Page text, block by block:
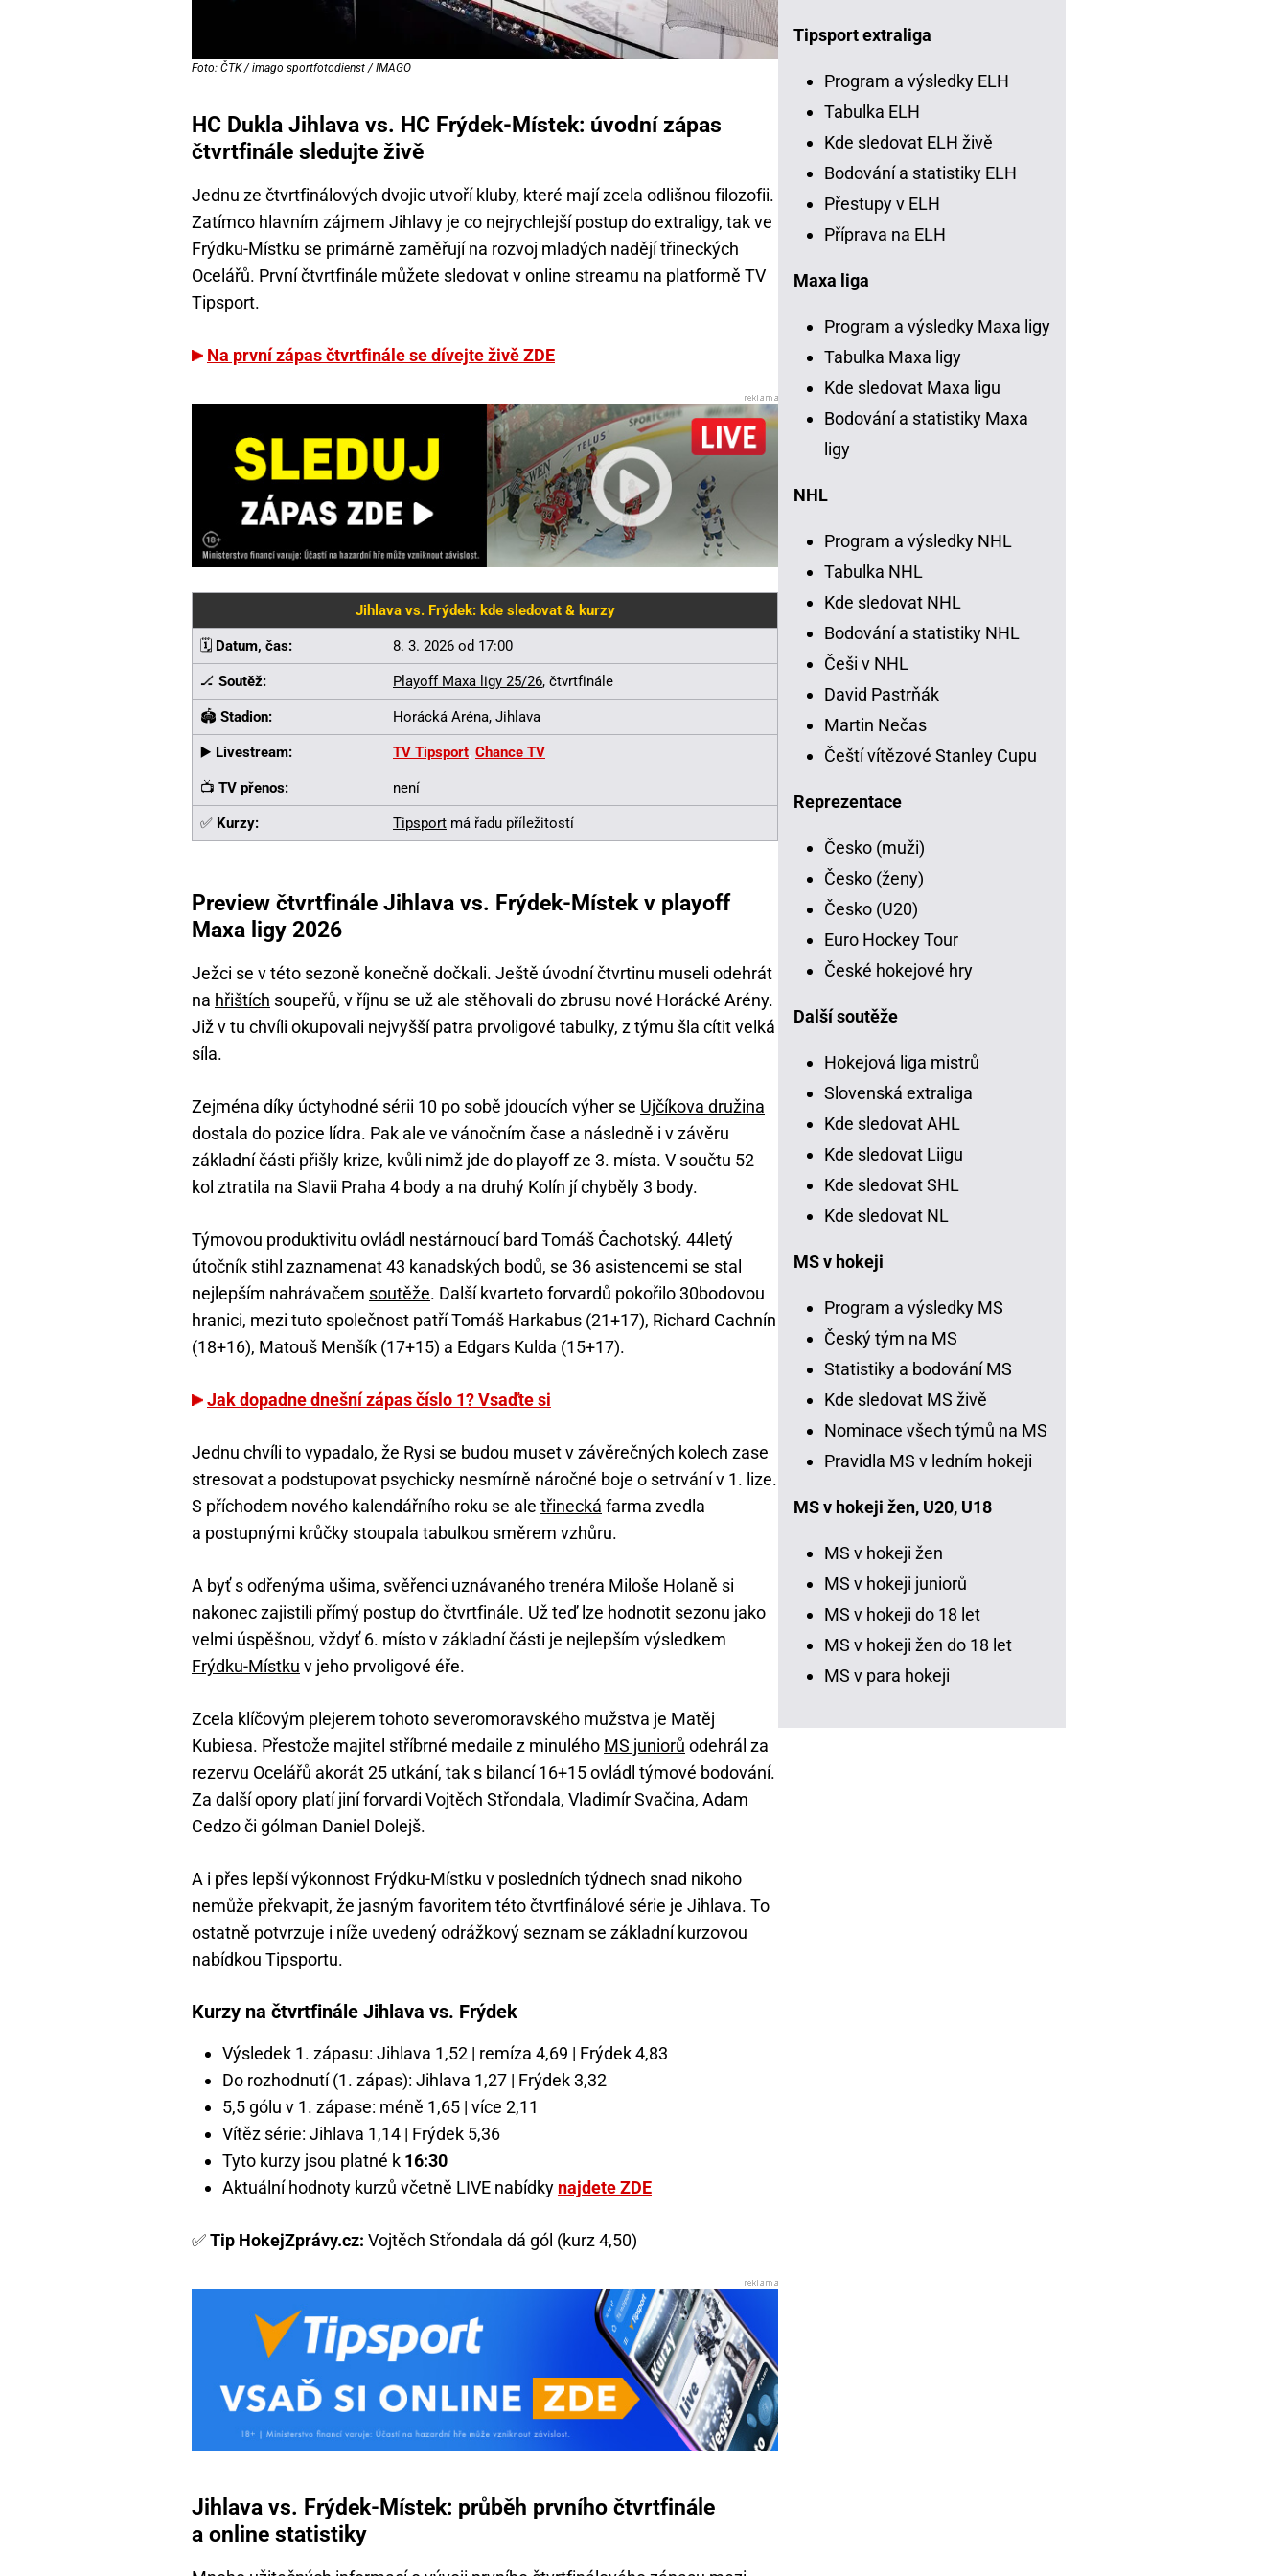
Foto: ČTK / imago sportfotodienst / IMAGO
HC Dukla Jihlava vs. HC Frýdek-Místek: úvodní zápas
čtvrtfinále sledujte živě
Jednu ze čtvrtfinálových dvojic utvoří kluby, které mají zcela odlišnou filozofii.
Zatímco hlavním zájmem Jihlavy je co nejrychlejší postup do extraligy, tak ve
Frýdku-Místku se primárně zaměřují na rozvoj mladých nadějí třineckých
Ocelářů. První čtvrtfinále můžete sledovat v online streamu na platformě TV
Tipsport.
Na první zápas čtvrtfinále se dívejte živě ZDE
Jihlava vs. Frýdek: kde sledovat & kurzy
🗓️ Datum, čas: 8. 3. 2026 od 17:00
🏒 Soutěž: Playoff Maxa ligy 25/26, čtvrtfinále
🏟️ Stadion: Horácká Aréna, Jihlava
▶️ Livestream: TV Tipsport, Chance TV
📺 TV přenos: není
✅ Kurzy: Tipsport má řadu příležitostí
Preview čtvrtfinále Jihlava vs. Frýdek-Místek v playoff
Maxa ligy 2026
Ježci se v této sezoně konečně dočkali. Ještě úvodní čtvrtinu museli odehrát
na hřištích soupeřů, v říjnu se už ale stěhovali do zbrusu nové Horácké Arény.
Již v tu chvíli okupovali nejvyšší patra prvoligové tabulky, z týmu šla cítit velká
síla.
Zejména díky úctyhodné sérii 10 po sobě jdoucích výher se Ujčíkova družina
dostala do pozice lídra. Pak ale ve vánočním čase a následně i v závěru
základní části přišly krize, kvůli nimž jde do playoff ze 3. místa. V součtu 52
kol ztratila na Slavii Praha 4 body a na druhý Kolín jí chyběly 3 body.
Týmovou produktivitu ovládl nestárnoucí bard Tomáš Čachotský. 44letý
útočník stihl zaznamenat 43 kanadských bodů, se 36 asistencemi se stal
nejlepším nahrávačem soutěže. Další kvarteto forvardů pokořilo 30bodovou
hranici, mezi tuto společnost patří Tomáš Harkabus (21+17), Richard Cachnín
(18+16), Matouš Menšík (17+15) a Edgars Kulda (15+17).
Jak dopadne dnešní zápas číslo 1? Vsaďte si
Jednu chvíli to vypadalo, že Rysi se budou muset v závěrečných kolech zase
stresovat a podstupovat psychicky nesmírně náročné boje o setrvání v 1. lize.
S příchodem nového kalendářního roku se ale třinecká farma zvedla
a postupnými krůčky stoupala tabulkou směrem vzhůru.
A byť s odřenýma ušima, svěřenci uznávaného trenéra Miloše Holaně si
nakonec zajistili přímý postup do čtvrtfinále. Už teď lze hodnotit sezonu jako
velmi úspěšnou, vždyť 6. místo v základní části je nejlepším výsledkem
Frýdku-Místku v jeho prvoligové éře.
Zcela klíčovým plejerem tohoto severomoravského mužstva je Matěj
Kubiesa. Přestože majitel stříbrné medaile z minulého MS juniorů odehrál za
rezervu Ocelářů akorát 25 utkání, tak s bilancí 16+15 ovládl týmové bodování.
Za další opory platí jiní forvardi Vojtěch Střondala, Vladimír Svačina, Adam
Cedzo či gólman Daniel Dolejš.
A i přes lepší výkonnost Frýdku-Místku v posledních týdnech snad nikoho
nemůže překvapit, že jasným favoritem této čtvrtfinálové série je Jihlava. To
ostatně potvrzuje i níže uvedený odrážkový seznam se základní kurzovou
nabídkou Tipsportu.
Kurzy na čtvrtfinále Jihlava vs. Frýdek
Výsledek 1. zápasu: Jihlava 1,52 | remíza 4,69 | Frýdek 4,83
Do rozhodnutí (1. zápas): Jihlava 1,27 | Frýdek 3,32
5,5 gólu v 1. zápase: méně 1,65 | více 2,11
Vítěz série: Jihlava 1,14 | Frýdek 5,36
Tyto kurzy jsou platné k 16:30
Aktuální hodnoty kurzů včetně LIVE nabídky najdete ZDE
✅Tip HokejZprávy.cz: Vojtěch Střondala dá gól (kurz 4,50)
Jihlava vs. Frýdek-Místek: průběh prvního čtvrtfinále
a online statistiky
Tipsport extraliga
Program a výsledky ELH
Tabulka ELH
Kde sledovat ELH živě
Bodování a statistiky ELH
Přestupy v ELH
Příprava na ELH
Maxa liga
Program a výsledky Maxa ligy
Tabulka Maxa ligy
Kde sledovat Maxa ligu
Bodování a statistiky Maxa
ligy
NHL
Program a výsledky NHL
Tabulka NHL
Kde sledovat NHL
Bodování a statistiky NHL
Češi v NHL
David Pastrňák
Martin Nečas
Čeští vítězové Stanley Cupu
Reprezentace
Česko (muži)
Česko (ženy)
Česko (U20)
Euro Hockey Tour
České hokejové hry
Další soutěže
Hokejová liga mistrů
Slovenská extraliga
Kde sledovat AHL
Kde sledovat Liigu
Kde sledovat SHL
Kde sledovat NL
MS v hokeji
Program a výsledky MS
Český tým na MS
Statistiky a bodování MS
Kde sledovat MS živě
Nominace všech týmů na MS
Pravidla MS v ledním hokeji
MS v hokeji žen, U20, U18
MS v hokeji žen
MS v hokeji juniorů
MS v hokeji do 18 let
MS v hokeji žen do 18 let
MS v para hokeji